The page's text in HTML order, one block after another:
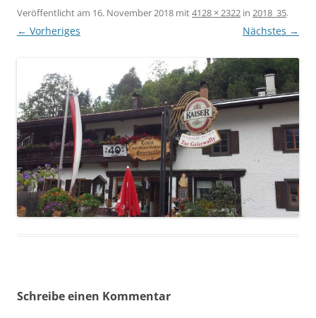
Veröffentlicht am 16. November 2018 mit4128 × 2322 in 2018_35.
← Vorheriges Nächstes →
Schreibe einen Kommentar